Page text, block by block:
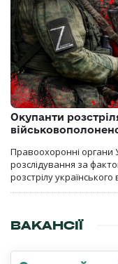
Окупанти
Правоохоронні органи
розслідування за
розстрілу
ВАКАНСІЇ